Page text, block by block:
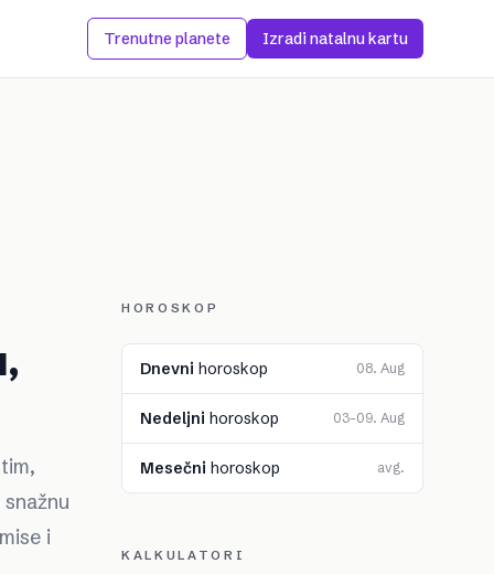
Trenutne planete Izradi natalnu kartu
i
HOROSKOP
Dnevni horoskop 08. Aug
Nedeljni horoskop 03–09. Aug
Mesečni horoskop avg.
KALKULATORI